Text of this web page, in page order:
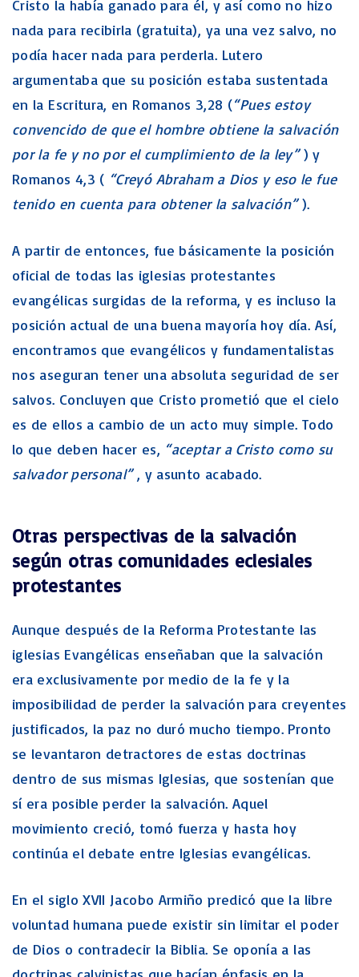
Cristo la había ganado para él, y así como no hizo
nada para recibirla (gratuita), ya una vez salvo, no
podía hacer nada para perderla. Lutero
argumentaba que su posición estaba sustentada
en la Escritura, en Romanos 3,28 (“Pues estoy
convencido de que el hombre obtiene la salvación
por la fe y no por el cumplimiento de la ley”) y
Romanos 4,3 ( “Creyó Abraham a Dios y eso le fue
tenido en cuenta para obtener la salvación”).
A partir de entonces, fue básicamente la posición
oficial de todas las iglesias protestantes
evangélicas surgidas de la reforma, y es incluso la
posición actual de una buena mayoría hoy día. Así,
encontramos que evangélicos y fundamentalistas
nos aseguran tener una absoluta seguridad de ser
salvos. Concluyen que Cristo prometió que el cielo
es de ellos a cambio de un acto muy simple. Todo
lo que deben hacer es, “aceptar a Cristo como su
salvador personal” , y asunto acabado.
Otras perspectivas de la salvación
según otras comunidades eclesiales
protestantes
Aunque después de la Reforma Protestante las
iglesias Evangélicas enseñaban que la salvación
era exclusivamente por medio de la fe y la
imposibilidad de perder la salvación para creyentes
justificados, la paz no duró mucho tiempo. Pronto
se levantaron detractores de estas doctrinas
dentro de sus mismas Iglesias, que sostenían que
sí era posible perder la salvación. Aquel
movimiento creció, tomó fuerza y hasta hoy
continúa el debate entre Iglesias evangélicas.
En el siglo XVII Jacobo Armiño predicó que la libre
voluntad humana puede existir sin limitar el poder
de Dios o contradecir la Biblia. Se oponía a las